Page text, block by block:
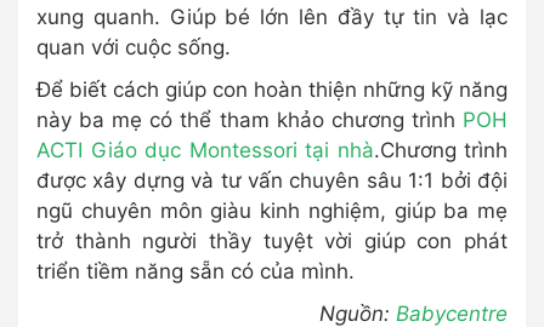
xung quanh. Giúp bé lớn lên đầy tự tin và lạc
quan với cuộc sống.
Để biết cách giúp con hoàn thiện những kỹ năng
này ba mẹ có thể tham khảo chương trình POH
ACTI Giáo dục Montessori tại nhà.Chương trình
được xây dựng và tư vấn chuyên sâu 1:1 bởi đội
ngũ chuyên môn giàu kinh nghiệm, giúp ba mẹ
trở thành người thầy tuyệt vời giúp con phát
triển tiềm năng sẵn có của mình.
Nguồn: Babycentre